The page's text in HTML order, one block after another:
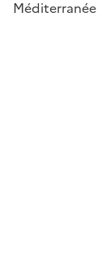
Méditerranée